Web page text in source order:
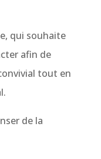
qui souhaite
afin de
tout en
de la